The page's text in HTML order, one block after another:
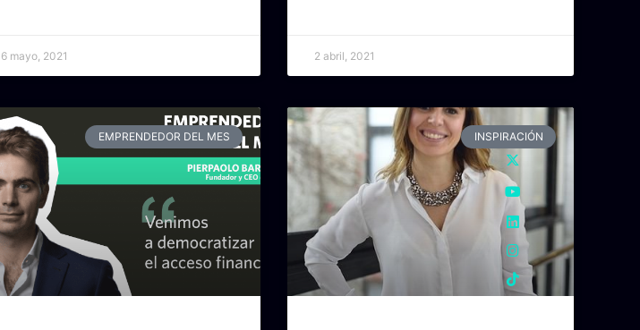
6 mayo, 2021 2 abril, 2021
EMPRENDEDOR DEL MES INSPIRACIÓN